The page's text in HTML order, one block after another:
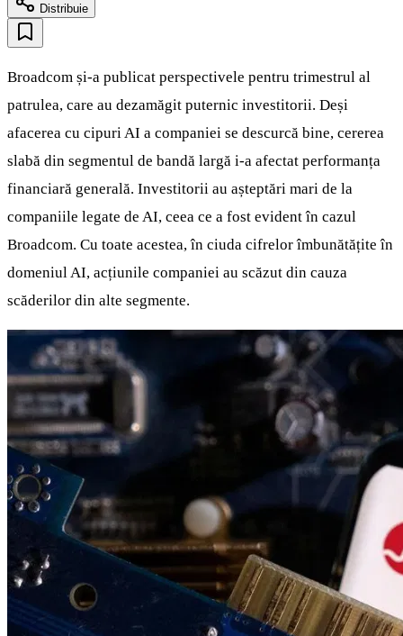
Distribuie
Broadcom și-a publicat perspectivele pentru trimestrul al
patrulea, care au dezamăgit puternic investitorii. Deși
afacerea cu cipuri AI a companiei se descurcă bine, cererea
slabă din segmentul de bandă largă i-a afectat performanța
financiară generală. Investitorii au așteptări mari de la
companiile legate de AI, ceea ce a fost evident în cazul
Broadcom. Cu toate acestea, în ciuda cifrelor îmbunătățite în
domeniul AI, acțiunile companiei au scăzut din cauza
scăderilor din alte segmente.